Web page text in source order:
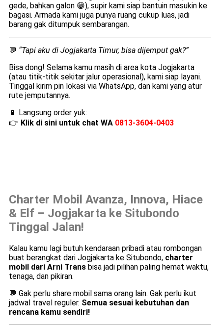
gede, bahkan galon 😁), supir kami siap bantuin masukin ke
bagasi. Armada kami juga punya ruang cukup luas, jadi
barang gak ditumpuk sembarangan.
💬 “Tapi aku di Jogjakarta Timur, bisa dijemput gak?”
Bisa dong! Selama kamu masih di area kota Jogjakarta
(atau titik-titik sekitar jalur operasional), kami siap layani.
Tinggal kirim pin lokasi via WhatsApp, dan kami yang atur
rute jemputannya.
📱 Langsung order yuk:
👉 Klik di sini untuk chat WA 0813-3604-0403
Charter Mobil Avanza, Innova, Hiace
& Elf – Jogjakarta ke Situbondo
Tinggal Jalan!
Kalau kamu lagi butuh kendaraan pribadi atau rombongan
buat berangkat dari Jogjakarta ke Situbondo, charter
mobil dari Arni Trans bisa jadi pilihan paling hemat waktu,
tenaga, dan pikiran.
💬 Gak perlu share mobil sama orang lain. Gak perlu ikut
jadwal travel reguler. Semua sesuai kebutuhan dan
rencana kamu sendiri!